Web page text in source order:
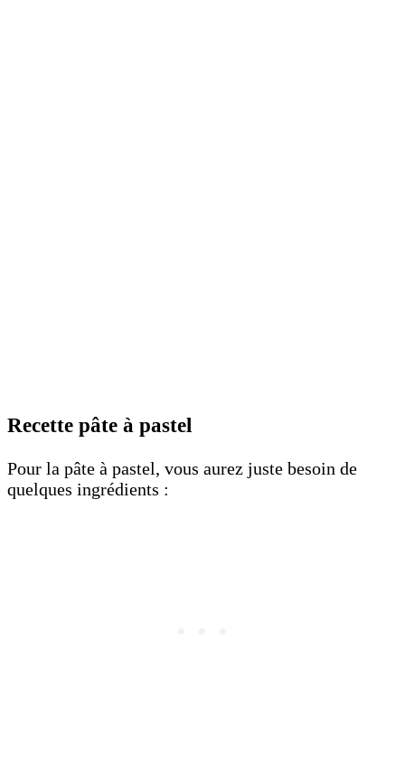
Recette pâte à pastel
Pour la pâte à pastel, vous aurez juste besoin de
quelques ingrédients :